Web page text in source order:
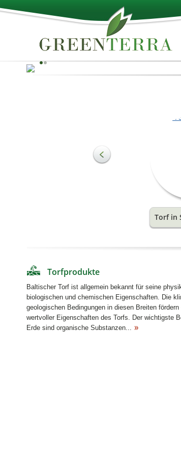
Das Beste der
Torf kann als Rohmaterial zur
verwendet werden, und um den
Landwirtschaft und des Gartenbaus zu
Substanzen, welche die Struktur der
einen wesentlichen Wachstumsförderer
liefern den Pflanzenwurzeln eine ideale
Torf in
Torfprodukte
Baltischer Torf ist allgemein bekannt für seine
biologischen und chemischen Eigenschaften. Die
geologischen Bedingungen in diesen Breiten
wertvoller Eigenschaften des Torfs. Der wichtigste
Erde sind organische Substanzen...